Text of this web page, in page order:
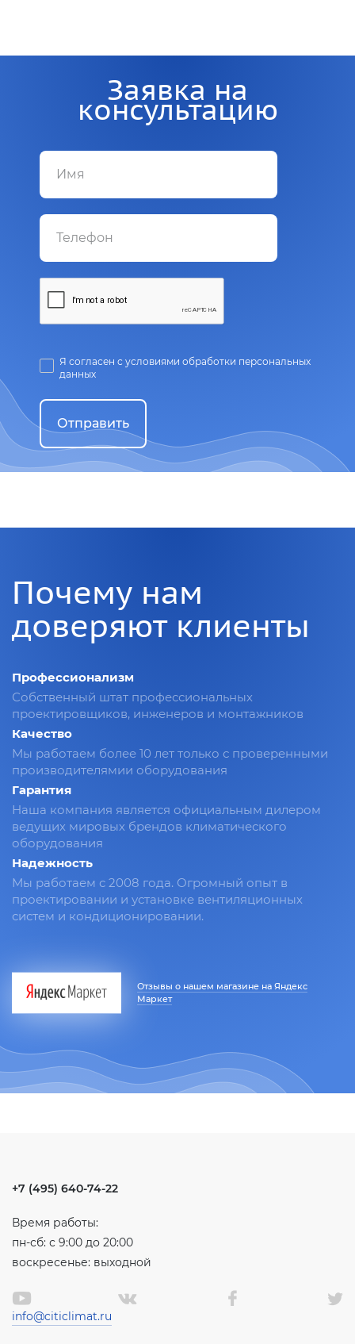
Заявка на
консультацию
Я согласен с условиями обработки персональных
данных
Отправить
Почему нам
доверяют клиенты
Профессионализм
Собственный штат профессиональных
проектировщиков, инженеров и монтажников
Качество
Мы работаем более 10 лет только с проверенными
производителямии оборудования
Гарантия
Наша компания является официальным дилером
ведущих мировых брендов климатического
оборудования
Надежность
Мы работаем с 2008 года. Огромный опыт в
проектировании и установке вентиляционных
систем и кондиционировании.
Отзывы о нашем магазине на Яндекс
Маркет
+7 (495) 640-74-22
Время работы:
пн-сб: с 9:00 до 20:00
воскресенье: выходной
info@citiclimat.ru